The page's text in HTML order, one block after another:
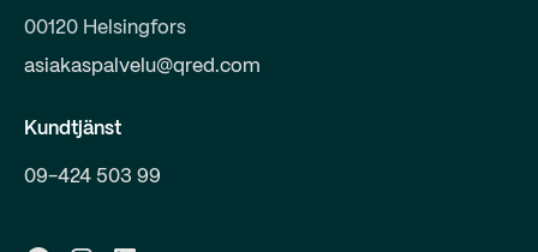
00120 Helsingfors
asiakaspalvelu@qred.com
Kundtjänst
09-424 503 99